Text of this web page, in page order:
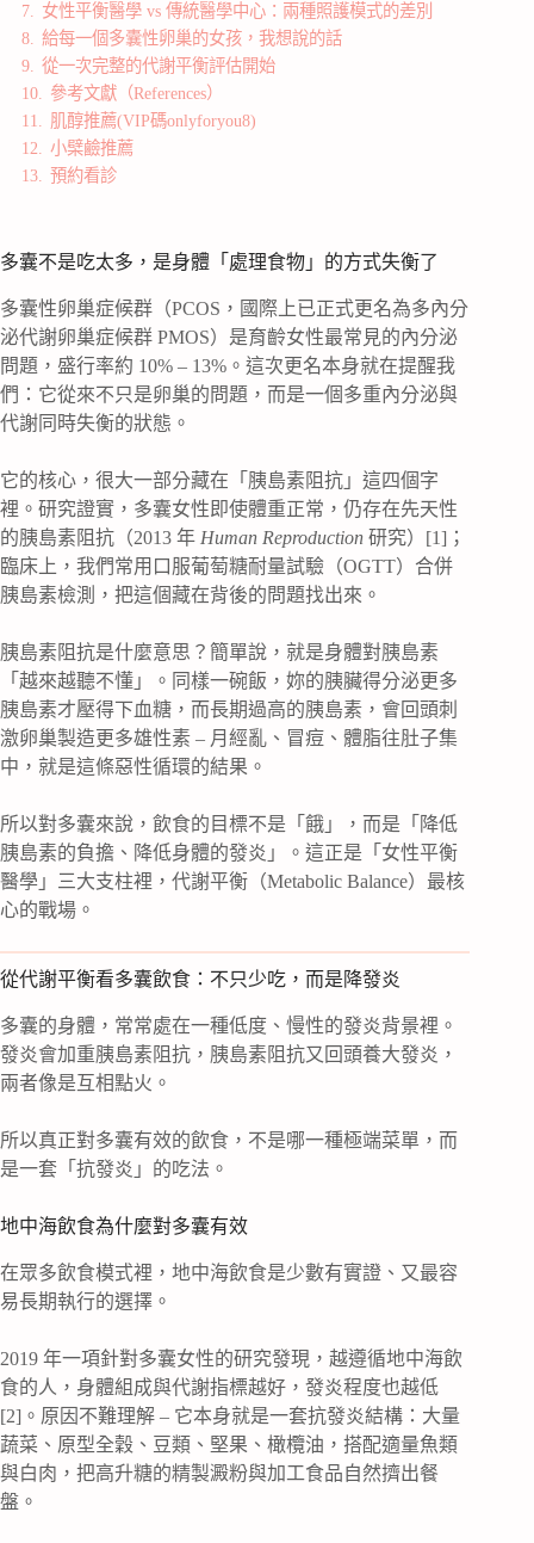
7. 女性平衡醫學 vs 傳統醫學中心：兩種照護模式的差別
8. 給每一個多囊性卵巢的女孩，我想說的話
9. 從一次完整的代謝平衡評估開始
10. 參考文獻（References）
11. 肌醇推薦(VIP碼onlyforyou8)
12. 小檗鹼推薦
13. 預約看診
多囊不是吃太多，是身體「處理食物」的方式失衡了
多囊性卵巢症候群（PCOS，國際上已正式更名為多內分
泌代謝卵巢症候群 PMOS）是育齡女性最常見的內分泌
問題，盛行率約 10% – 13%。這次更名本身就在提醒我
們：它從來不只是卵巢的問題，而是一個多重內分泌與
代謝同時失衡的狀態。
它的核心，很大一部分藏在「胰島素阻抗」這四個字
裡。研究證實，多囊女性即使體重正常，仍存在先天性
的胰島素阻抗（2013 年 Human Reproduction 研究）[1]；
臨床上，我們常用口服葡萄糖耐量試驗（OGTT）合併
胰島素檢測，把這個藏在背後的問題找出來。
胰島素阻抗是什麼意思？簡單說，就是身體對胰島素
「越來越聽不懂」。同樣一碗飯，妳的胰臟得分泌更多
胰島素才壓得下血糖，而長期過高的胰島素，會回頭刺
激卵巢製造更多雄性素 – 月經亂、冒痘、體脂往肚子集
中，就是這條惡性循環的結果。
所以對多囊來說，飲食的目標不是「餓」，而是「降低
胰島素的負擔、降低身體的發炎」。這正是「女性平衡
醫學」三大支柱裡，代謝平衡（Metabolic Balance）最核
心的戰場。
從代謝平衡看多囊飲食：不只少吃，而是降發炎
多囊的身體，常常處在一種低度、慢性的發炎背景裡。
發炎會加重胰島素阻抗，胰島素阻抗又回頭養大發炎，
兩者像是互相點火。
所以真正對多囊有效的飲食，不是哪一種極端菜單，而
是一套「抗發炎」的吃法。
地中海飲食為什麼對多囊有效
在眾多飲食模式裡，地中海飲食是少數有實證、又最容
易長期執行的選擇。
2019 年一項針對多囊女性的研究發現，越遵循地中海飲
食的人，身體組成與代謝指標越好，發炎程度也越低
[2]。原因不難理解 – 它本身就是一套抗發炎結構：大量
蔬菜、原型全穀、豆類、堅果、橄欖油，搭配適量魚類
與白肉，把高升糖的精製澱粉與加工食品自然擠出餐
盤。